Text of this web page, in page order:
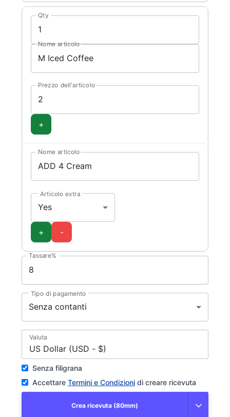
Qty
Nome articolo
Prezzo dell'articolo
+
Nome articolo
Articolo extra
Yes
+ -
Tassare%
Tipo di pagamento
Senza contanti
Valuta
US Dollar (USD - $)
Senza filigrana
Accettare Termini e Condizioni di creare ricevuta
Crea ricevuta (80mm)